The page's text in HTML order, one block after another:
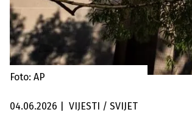
Foto: AP
04.06.2026 VIJESTI / SVIJET